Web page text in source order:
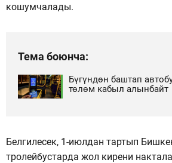
кошумчалады.
Тема боюнча:
Бүгүндөн баштап
төлөм кабыл алынбайт
Белгилесек, 1-июлдан тартып
тролейбустарда жол кирени